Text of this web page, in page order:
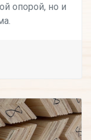
опорой, но и